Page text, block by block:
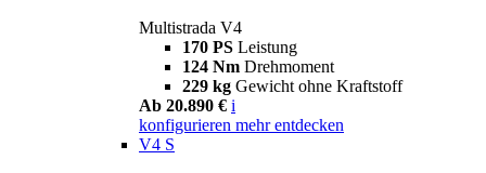
Multistrada V4
170 PS Leistung
124 Nm Drehmoment
229 kg Gewicht ohne Kraftstoff
Ab 20.890 € i
konfigurieren mehr entdecken
V4 S